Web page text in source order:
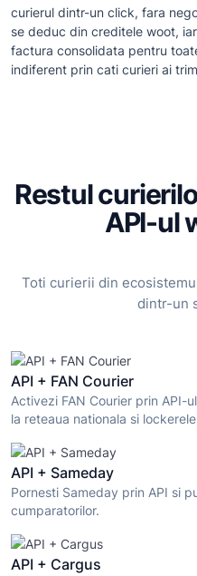
curierul dintr-un click, fara
se deduc din creditele woot,
factura consolidata pentru
indiferent prin cati curieri ai
Restul
API-ul
Toti curierii din
dintr-un
API + FAN Courier
Activezi FAN Courier prin API-
la reteaua nationala si
API + Sameday
Pornesti Sameday prin API si
cumparatorilor.
API + Cargus